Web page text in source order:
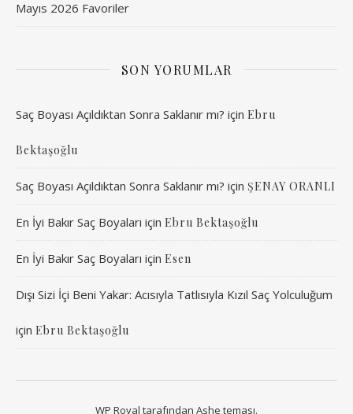
Mayıs 2026 Favoriler
SON YORUMLAR
Saç Boyası Açıldıktan Sonra Saklanır mı? için Ebru
Bektaşoğlu
Saç Boyası Açıldıktan Sonra Saklanır mı? için ŞENAY ORANLI
En İyi Bakır Saç Boyaları için Ebru Bektaşoğlu
En İyi Bakır Saç Boyaları için Esen
Dışı Sizi İçi Beni Yakar: Acısıyla Tatlısıyla Kızıl Saç Yolculuğum
için Ebru Bektaşoğlu
WP Royal tarafından Ashe teması.